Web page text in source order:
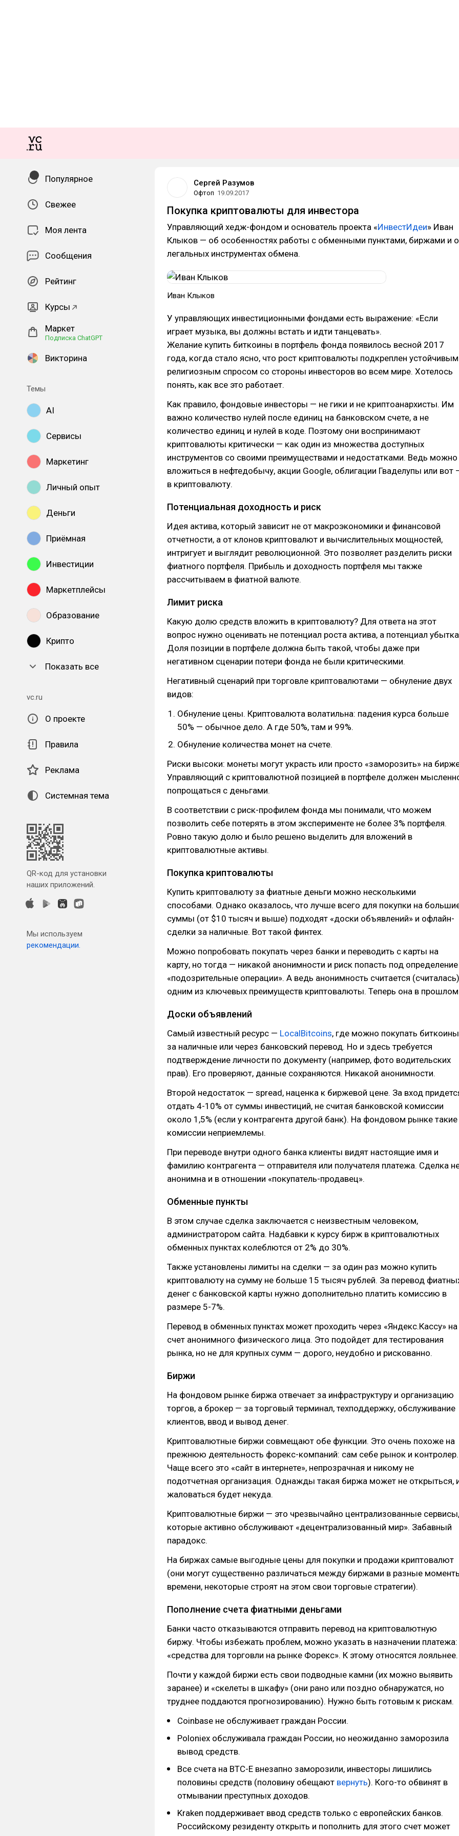
Популярное
Свежее
Моя лента
Сообщения
Рейтинг
Курсы
Маркет
Подписка ChatGPT
Викторина
Темы
AI
Сервисы
Маркетинг
Личный опыт
Деньги
Приёмная
Инвестиции
Маркетплейсы
Образование
Крипто
Показать все
vc.ru
О проекте
Правила
Реклама
Системная тема
QR-код для установки
наших приложений.
Мы используем
рекомендации.
Сергей Разумов
Офтоп 19.09.2017
Покупка криптовалюты для инвестора
Управляющий хедж-фондом и основатель проекта «ИнвестИдеи» Иван
Клыков — об особенностях работы с обменными пунктами, биржами и о
легальных инструментах обмена.
Иван Клыков
У управляющих инвестиционными фондами есть выражение: «Если
играет музыка, вы должны встать и идти танцевать».
Желание купить биткоины в портфель фонда появилось весной 2017
года, когда стало ясно, что рост криптовалюты подкреплен устойчивым
религиозным спросом со cтороны инвесторов во всем мире. Хотелось
понять, как все это работает.
Как правило, фондовые инвесторы — не гики и не криптоанархисты. Им
важно количество нулей после единиц на банковском счете, а не
количество единиц и нулей в коде. Поэтому они воспринимают
криптовалюты критически — как один из множества доступных
инструментов со своими преимуществами и недостатками. Ведь можно
вложиться в нефтедобычу, акции Google, облигации Гваделупы или вот
в криптовалюту.
Потенциальная доходность и риск
Идея актива, который зависит не от макроэкономики и финансовой
отчетности, а от клонов криптовалют и вычислительных мощностей,
интригует и выглядит революционной. Это позволяет разделить риски
фиатного портфеля. Прибыль и доходность портфеля мы также
рассчитываем в фиатной валюте.
Лимит риска
Какую долю средств вложить в криптовалюту? Для ответа на этот
вопрос нужно оценивать не потенциал роста актива, а потенциал
Доля позиции в портфеле должна быть такой, чтобы даже при
негативном сценарии потери фонда не были критическими.
Негативный сценарий при торговле криптовалютами — обнуление двух
видов:
Обнуление цены. Криптовалюта волатильна: падения курса больше
50% — обычное дело. А где 50%, там и 99%.
Обнуление количества монет на счете.
Риски высоки: монеты могут украсть или просто «заморозить» на
Управляющий с криптовалютной позицией в портфеле должен
попрощаться с деньгами.
В соответствии с риск-профилем фонда мы понимали, что можем
позволить себе потерять в этом эксперименте не более 3% портфеля.
Ровно такую долю и было решено выделить для вложений в
криптовалютные активы.
Покупка криптовалюты
Купить криптовалюту за фиатные деньги можно несколькими
способами. Однако оказалось, что лучше всего для покупки на
суммы (от $10 тысяч и выше) подходят «доски объявлений» и офлайн-
сделки за наличные. Вот такой финтех.
Можно попробовать покупать через банки и переводить с карты на
карту, но тогда — никакой анонимности и риск попасть под определение
«подозрительные операции». А ведь анонимность считается (считалась)
одним из ключевых преимуществ криптовалюты. Теперь она в
Доски объявлений
Самый известный ресурс — LocalBitcoins, где можно покупать биткоины
за наличные или через банковский перевод. Но и здесь требуется
подтверждение личности по документу (например, фото водительских
прав). Его проверяют, данные сохраняются. Никакой анонимности.
Второй недостаток — spread, наценка к биржевой цене. За вход
отдать 4-10% от суммы инвестиций, не считая банковской комиссии
около 1,5% (если у контрагента другой банк). На фондовом рынке такие
комиссии неприемлемы.
При переводе внутри одного банка клиенты видят настоящие имя и
фамилию контрагента — отправителя или получателя платежа. Сделка
анонимна и в отношении «покупатель-продавец».
Обменные пункты
В этом случае сделка заключается с неизвестным человеком,
администратором сайта. Надбавки к курсу бирж в криптовалютных
обменных пунктах колеблются от 2% до 30%.
Также установлены лимиты на сделки — за один раз можно купить
криптовалюту на сумму не больше 15 тысяч рублей. За перевод
денег с банковской карты нужно дополнительно платить комиссию в
размере 5-7%.
Перевод в обменных пунктах может проходить через «Яндекс.Кассу» на
счет анонимного физического лица. Это подойдет для тестирования
рынка, но не для крупных сумм — дорого, неудобно и рискованно.
Биржи
На фондовом рынке биржа отвечает за инфраструктуру и организацию
торгов, а брокер — за торговый терминал, техподдержку, обслуживание
клиентов, ввод и вывод денег.
Криптовалютные биржи совмещают обе функции. Это очень похоже на
прежнюю деятельность форекс-компаний: сам себе рынок и контролер.
Чаще всего это «сайт в интернете», непрозрачная и никому не
подотчетная организация. Однажды такая биржа может не открыться,
жаловаться будет некуда.
Криптовалютные биржи — это чрезвычайно централизованные сервисы,
которые активно обслуживают «децентрализованный мир». Забавный
парадокс.
На биржах самые выгодные цены для покупки и продажи криптовалют
(они могут существенно различаться между биржами в разные
времени, некоторые строят на этом свои торговые стратегии).
Пополнение счета фиатными деньгами
Банки часто отказываются отправить перевод на криптовалютную
биржу. Чтобы избежать проблем, можно указать в назначении платежа:
«средства для торговли на рынке Форекс». К этому относятся лояльнее.
Почти у каждой биржи есть свои подводные камни (их можно выявить
заранее) и «скелеты в шкафу» (они рано или поздно обнаружатся, но
труднее поддаются прогнозированию). Нужно быть готовым к рискам.
​Coinbase не обслуживает граждан России.
Poloniex обслуживала граждан России, но неожиданно заморозила
вывод средств.
Все счета на BTC-E внезапно заморозили, инвесторы лишились
половины средств (половину обещают вернуть). Кого-то обвинят в
отмывании преступных доходов.
Kraken поддерживает ввод средств только с европейских банков.
Российскому резиденту открыть и пополнить для этого счет может